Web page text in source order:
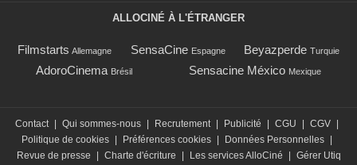
ALLOCINÉ À L'ÉTRANGER
Filmstarts Allemagne SensaCine Espagne Beyazperde Turquie
AdoroCinema Brésil Sensacine México Mexique
Contact | Qui sommes-nous | Recrutement | Publicité | CGU | CGV |
Politique de cookies | Préférences cookies | Données Personnelles |
Revue de presse
| Charte d'écriture | Les services AlloCiné | Gérer Utiq